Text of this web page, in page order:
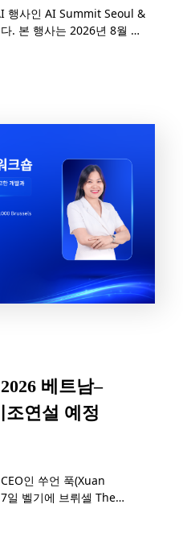
행사인 AI Summit Seoul &
. 본 행사는 2026년 8월 19
개 AI Summit Seoul &
울에서 개최되는 세계적인
베트남–
연설 예정
인 쑤언 푹(Xuan
일 벨기에 브뤼셀 The
연설을 진행할 예정임을 기